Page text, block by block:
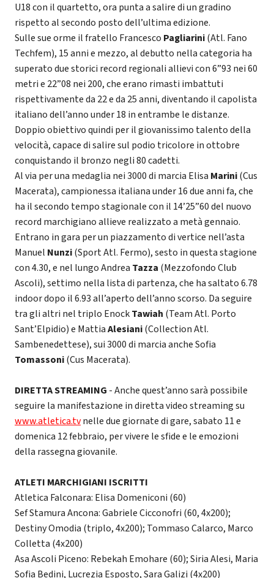
U18 con il quartetto, ora punta a salire di un gradino
rispetto al secondo posto dell’ultima edizione.
Sulle sue orme il fratello Francesco Pagliarini(Atl. Fano
Techfem), 15 anni e mezzo, al debutto nella categoria ha
superato due storici record regionali allievi con 6”93 nei 60
metri e 22”08 nei 200, che erano rimasti imbattuti
rispettivamente da 22 e da 25 anni, diventando il capolista
italiano dell’anno under 18 in entrambe le distanze.
Doppio obiettivo quindi per il giovanissimo talento della
velocità, capace di salire sul podio tricolore in ottobre
conquistando il bronzo negli 80 cadetti.
Al via per una medaglia nei 3000 di marcia Elisa Marini(Cus
Macerata), campionessa italiana under 16 due anni fa, che
ha il secondo tempo stagionale con il 14’25”60 del nuovo
record marchigiano allieve realizzato a metà gennaio.
Entrano in gara per un piazzamento di vertice nell’asta
Manuel Nunzi(Sport Atl. Fermo), sesto in questa stagione
con 4.30, e nel lungo Andrea Tazza (Mezzofondo Club
Ascoli), settimo nella lista di partenza, che ha saltato 6.78
indoor dopo il 6.93 all’aperto dell’anno scorso. Da seguire
tra gli altri nel triplo EnockTawiah (Team Atl. Porto
Sant’Elpidio) e MattiaAlesiani(Collection Atl.
Sambenedettese), sui 3000 di marcia anche Sofia
Tomassoni(Cus Macerata).
DIRETTA STREAMING - Anche quest’anno sarà possibile
seguire la manifestazione in diretta video streaming su
www.atletica.tvnelle due giornate di gare, sabato 11 e
domenica 12 febbraio, per vivere le sfide e le emozioni
della rassegna giovanile.
ATLETI MARCHIGIANI ISCRITTI
Atletica Falconara: Elisa Domeniconi (60)
Sef Stamura Ancona: Gabriele Cicconofri (60, 4x200);
Destiny Omodia (triplo, 4x200); Tommaso Calarco, Marco
Colletta (4x200)
Asa Ascoli Piceno: Rebekah Emohare (60); Siria Alesi, Maria
Sofia Bedini, Lucrezia Esposto, Sara Galizi (4x200)